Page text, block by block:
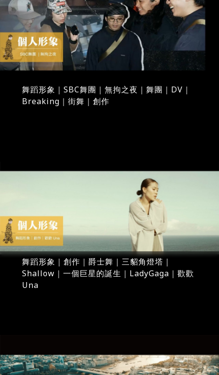
舞蹈形象｜SBC舞團｜無拘之夜｜舞團｜DV｜
Breaking｜街舞｜創作
舞蹈形象｜創作｜爵士舞｜三貂角燈塔｜
Shallow｜一個巨星的誕生｜LadyGaga｜歡歡
Una